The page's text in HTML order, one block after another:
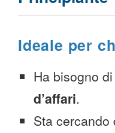
Ideale per
Ha bisogno
d’affari.
Sta cercando